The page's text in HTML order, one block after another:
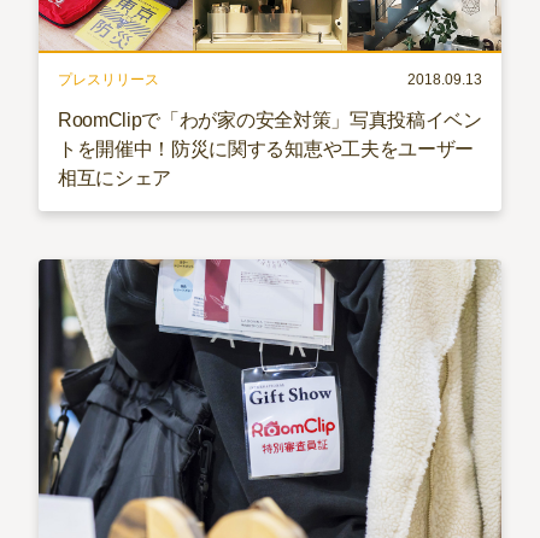
プレスリリース 2018.09.13
RoomClipで「わが家の安全対策」写真投稿イベン
トを開催中！防災に関する知恵や工夫をユーザー
相互にシェア